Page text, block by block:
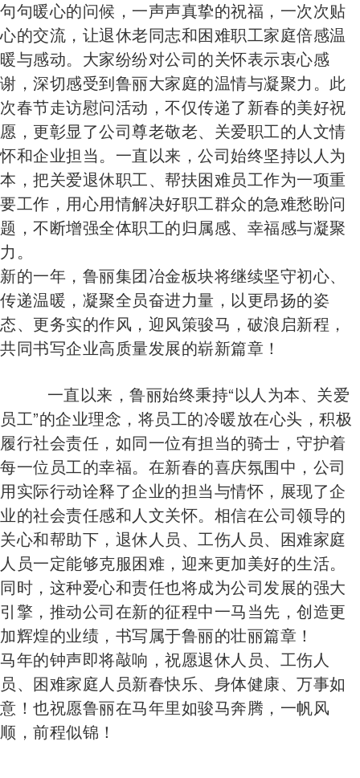
句句暖心的问候，一声声真挚的祝福，一次次贴
心的交流，让退休老同志和困难职工家庭倍感温
暖与感动。大家纷纷对公司的关怀表示衷心感
谢，深切感受到鲁丽大家庭的温情与凝聚力。此
次春节走访慰问活动，不仅传递了新春的美好祝
愿，更彰显了公司尊老敬老、关爱职工的人文情
怀和企业担当。一直以来，公司始终坚持以人为
本，把关爱退休职工、帮扶困难员工作为一项重
要工作，用心用情解决好职工群众的急难愁盼问
题，不断增强全体职工的归属感、幸福感与凝聚
力。
新的一年，鲁丽集团冶金板块将继续坚守初心、
传递温暖，凝聚全员奋进力量，以更昂扬的姿
态、更务实的作风，迎风策骏马，破浪启新程，
共同书写企业高质量发展的崭新篇章！
一直以来，鲁丽始终秉持“以人为本、关爱
员工”的企业理念，将员工的冷暖放在心头，积极
履行社会责任，如同一位有担当的骑士，守护着
每一位员工的幸福。在新春的喜庆氛围中，公司
用实际行动诠释了企业的担当与情怀，展现了企
业的社会责任感和人文关怀。相信在公司领导的
关心和帮助下，退休人员、工伤人员、困难家庭
人员一定能够克服困难，迎来更加美好的生活。
同时，这种爱心和责任也将成为公司发展的强大
引擎，推动公司在新的征程中一马当先，创造更
加辉煌的业绩，书写属于鲁丽的壮丽篇章！
马年的钟声即将敲响，祝愿退休人员、工伤人
员、困难家庭人员新春快乐、身体健康、万事如
意！也祝愿鲁丽在马年里如骏马奔腾，一帆风
顺，前程似锦！